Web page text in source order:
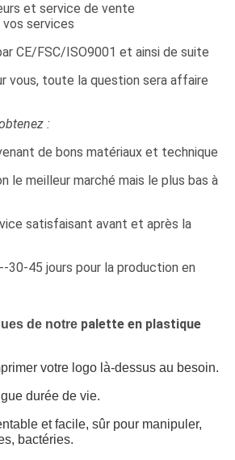
et service de vente
services
CE/FSC/ISO9001 et ainsi de suite
vous, toute la question sera affaire
:
de bons matériaux et technique
le meilleur marché mais le plus bas à
satisfaisant avant et après la
30-45 jours pour la production en
de notre palette en plastique
votre logo là-dessus au besoin.
durée de vie.
et facile, sûr pour manipuler,
bactéries.